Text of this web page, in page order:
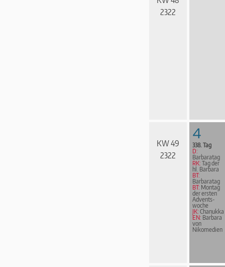
2322
KW 49
2322
4
338. Tag
D:
Barbaratag
RK: Tag der
hl. Barbara
BT:
Barbaratag
BT: Montag
der ersten
Advents­
woche
JK: Chanukka
EN: Barbara
von
Nikomedien